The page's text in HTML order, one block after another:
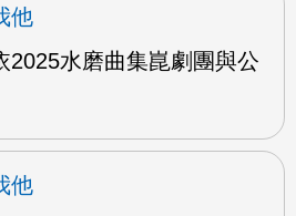
他
2025水磨曲集崑劇團與公
他